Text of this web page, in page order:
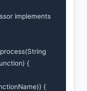
implements
{
{